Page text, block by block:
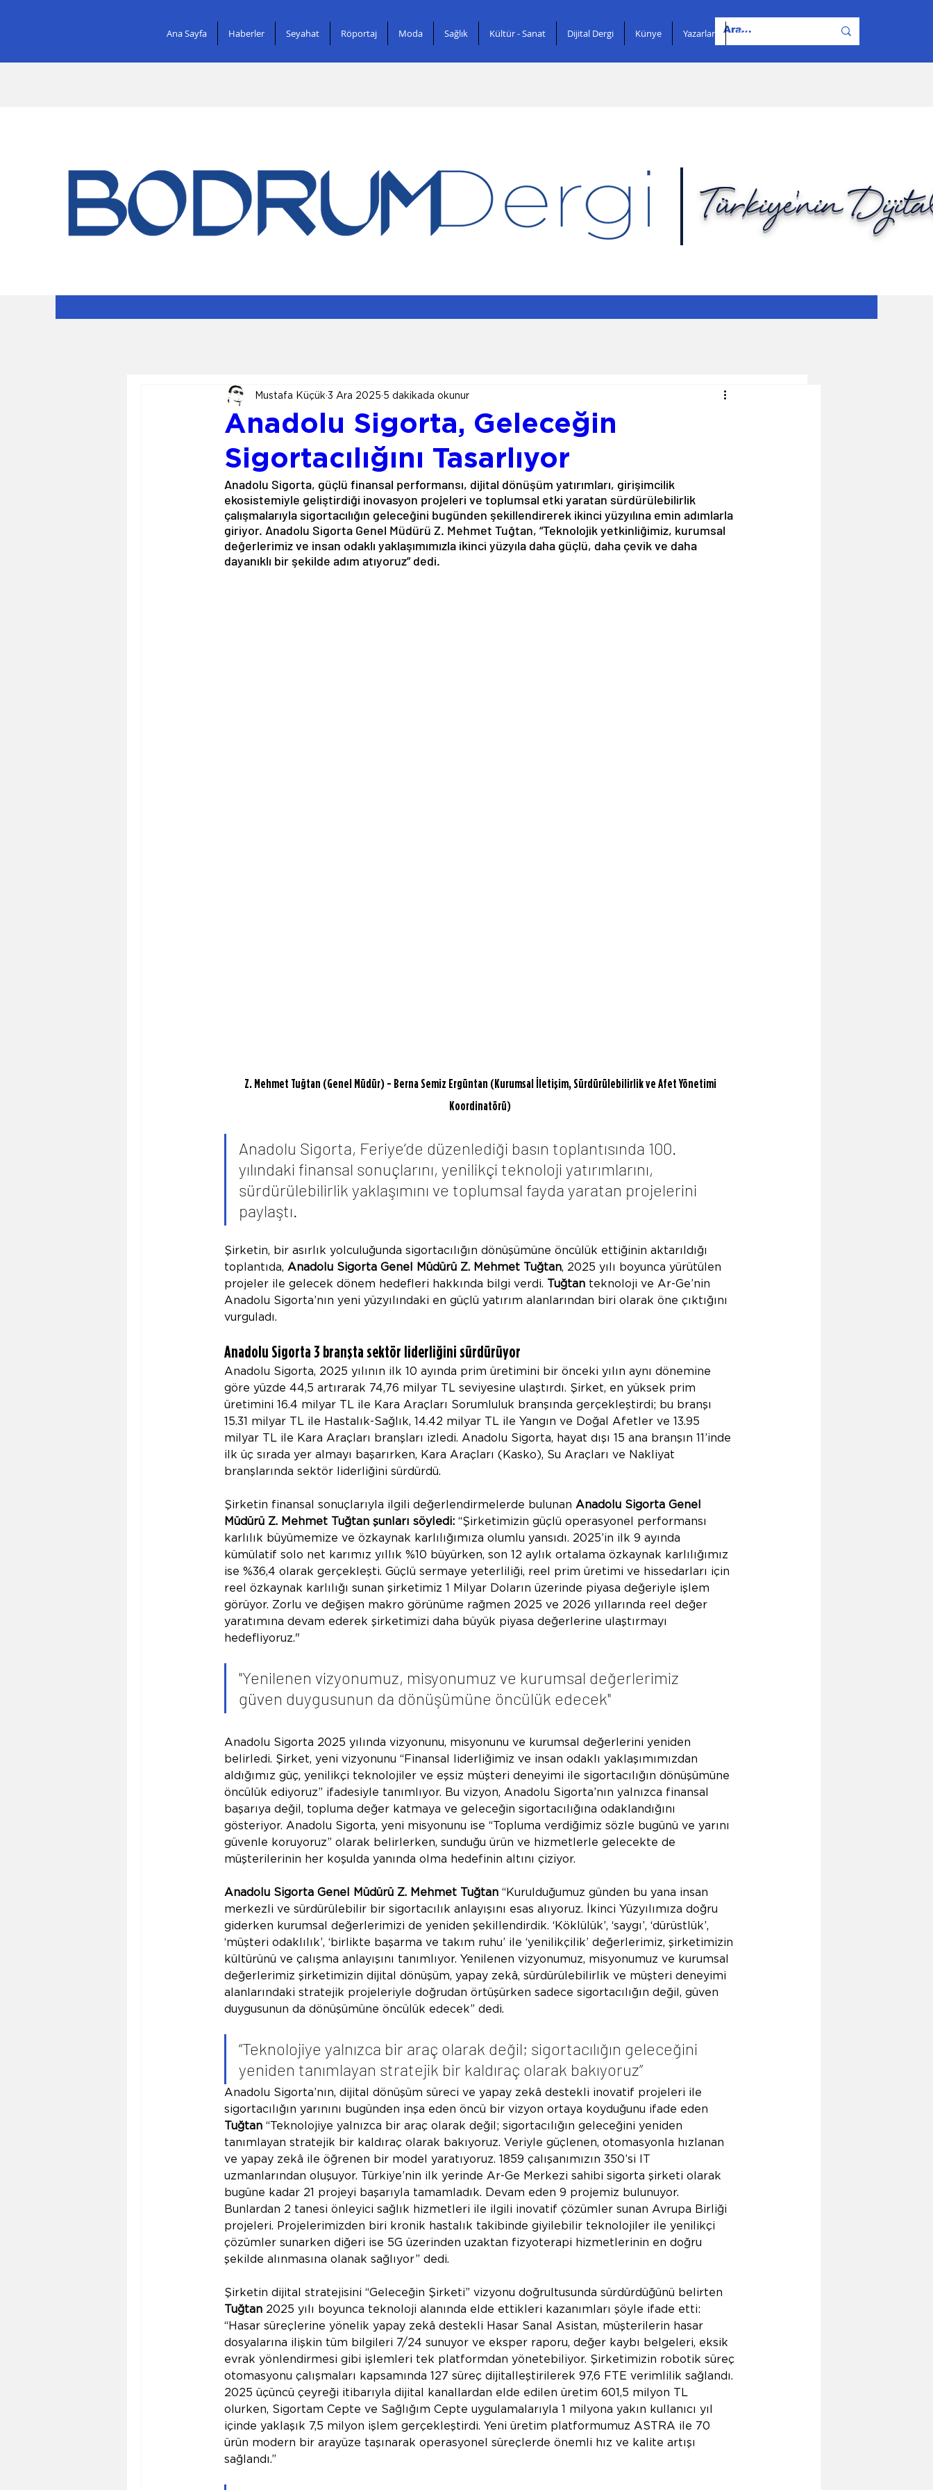
Ana Sayfa Haberler Seyahat Röportaj Moda Sağlık Kültür - Sanat Dijital Dergi Künye Yazarlar İletişim
Türkiye'nin
Anadolu Sigorta, Geleceğin
Sigortacılığını Tasarlıyor
Mustafa Küçük 3 Ara 2025 5 dakikada okunur
Anadolu Sigorta, güçlü finansal performansı, dijital dönüşüm yatırımları, girişimcilik
ekosistemiyle geliştirdiği inovasyon projeleri ve toplumsal etki yaratan sürdürülebilirlik
çalışmalarıyla sigortacılığın geleceğini bugünden şekillendirerek ikinci yüzyılına emin adımlarla
giriyor. Anadolu Sigorta Genel Müdürü Z. Mehmet Tuğtan, “Teknolojik yetkinliğimiz, kurumsal
değerlerimiz ve insan odaklı yaklaşımımızla ikinci yüzyıla daha güçlü, daha çevik ve daha
dayanıklı bir şekilde adım atıyoruz” dedi.
Z. Mehmet Tuğtan (Genel Müdür) - Berna Semiz Ergüntan (Kurumsal İletişim, Sürdürülebilirlik ve Afet Yönetimi
Koordinatörü)
Anadolu Sigorta, Feriye’de düzenlediği basın toplantısında 100.
yılındaki finansal sonuçlarını, yenilikçi teknoloji yatırımlarını,
sürdürülebilirlik yaklaşımını ve toplumsal fayda yaratan projelerini
paylaştı.
Şirketin, bir asırlık yolculuğunda sigortacılığın dönüşümüne öncülük ettiğinin aktarıldığı
toplantıda, Anadolu Sigorta Genel Müdürü Z. Mehmet Tuğtan, 2025 yılı boyunca yürütülen
projeler ile gelecek dönem hedefleri hakkında bilgi verdi. Tuğtan teknoloji ve Ar-Ge’nin
Anadolu Sigorta’nın yeni yüzyılındaki en güçlü yatırım alanlarından biri olarak öne çıktığını
vurguladı.
Anadolu Sigorta 3 branşta sektör liderliğini sürdürüyor
Anadolu Sigorta, 2025 yılının ilk 10 ayında prim üretimini bir önceki yılın aynı dönemine
göre yüzde 44,5 artırarak 74,76 milyar TL seviyesine ulaştırdı. Şirket, en yüksek prim
üretimini 16.4 milyar TL ile Kara Araçları Sorumluluk branşında gerçekleştirdi; bu branşı
15.31 milyar TL ile Hastalık-Sağlık, 14.42 milyar TL ile Yangın ve Doğal Afetler ve 13.95
milyar TL ile Kara Araçları branşları izledi. Anadolu Sigorta, hayat dışı 15 ana branşın 11’inde
ilk üç sırada yer almayı başarırken, Kara Araçları (Kasko), Su Araçları ve Nakliyat
branşlarında sektör liderliğini sürdürdü.
Şirketin finansal sonuçlarıyla ilgili değerlendirmelerde bulunan Anadolu Sigorta Genel
Müdürü Z. Mehmet Tuğtan şunları söyledi: “Şirketimizin güçlü operasyonel performansı
karlılık büyümemize ve özkaynak karlılığımıza olumlu yansıdı. 2025’in ilk 9 ayında
kümülatif solo net karımız yıllık %10 büyürken, son 12 aylık ortalama özkaynak karlılığımız
ise %36,4 olarak gerçekleşti. Güçlü sermaye yeterliliği, reel prim üretimi ve hissedarları için
reel özkaynak karlılığı sunan şirketimiz 1 Milyar Doların üzerinde piyasa değeriyle işlem
görüyor. Zorlu ve değişen makro görünüme rağmen 2025 ve 2026 yıllarında reel değer
yaratımına devam ederek şirketimizi daha büyük piyasa değerlerine ulaştırmayı
hedefliyoruz."
"Yenilenen vizyonumuz, misyonumuz ve kurumsal değerlerimiz
güven duygusunun da dönüşümüne öncülük edecek"
Anadolu Sigorta 2025 yılında vizyonunu, misyonunu ve kurumsal değerlerini yeniden
belirledi. Şirket, yeni vizyonunu “Finansal liderliğimiz ve insan odaklı yaklaşımımızdan
aldığımız güç, yenilikçi teknolojiler ve eşsiz müşteri deneyimi ile sigortacılığın dönüşümüne
öncülük ediyoruz” ifadesiyle tanımlıyor. Bu vizyon, Anadolu Sigorta’nın yalnızca finansal
başarıya değil, topluma değer katmaya ve geleceğin sigortacılığına odaklandığını
gösteriyor. Anadolu Sigorta, yeni misyonunu ise “Topluma verdiğimiz sözle bugünü ve yarını
güvenle koruyoruz” olarak belirlerken, sunduğu ürün ve hizmetlerle gelecekte de
müşterilerinin her koşulda yanında olma hedefinin altını çiziyor.
Anadolu Sigorta Genel Müdürü Z. Mehmet Tuğtan “ Kurulduğumuz günden bu yana insan
merkezli ve sürdürülebilir bir sigortacılık anlayışını esas alıyoruz. İkinci Yüzyılımıza doğru
giderken kurumsal değerlerimizi de yeniden şekillendirdik. ‘Köklülük’, ‘saygı’, ‘dürüstlük’,
‘müşteri odaklılık’, ‘birlikte başarma ve takım ruhu’ ile ‘yenilikçilik’ değerlerimiz, şirketimizin
kültürünü ve çalışma anlayışını tanımlıyor. Yenilenen vizyonumuz, misyonumuz ve kurumsal
değerlerimiz şirketimizin dijital dönüşüm, yapay zekâ, sürdürülebilirlik ve müşteri deneyimi
alanlarındaki stratejik projeleriyle doğrudan örtüşürken sadece sigortacılığın değil, güven
duygusunun da dönüşümüne öncülük edecek” dedi.
“Teknolojiye yalnızca bir araç olarak değil; sigortacılığın geleceğini
yeniden tanımlayan stratejik bir kaldıraç olarak bakıyoruz”
Anadolu Sigorta’nın, dijital dönüşüm süreci ve yapay zekâ destekli inovatif projeleri ile
sigortacılığın yarınını bugünden inşa eden öncü bir vizyon ortaya koyduğunu ifade eden
Tuğtan “Teknolojiye yalnızca bir araç olarak değil; sigortacılığın geleceğini yeniden
tanımlayan stratejik bir kaldıraç olarak bakıyoruz. Veriyle güçlenen, otomasyonla hızlanan
ve yapay zekâ ile öğrenen bir model yaratıyoruz. 1859 çalışanımızın 350’si IT
uzmanlarından oluşuyor. Türkiye’nin ilk yerinde Ar-Ge Merkezi sahibi sigorta şirketi olarak
bugüne kadar 21 projeyi başarıyla tamamladık. Devam eden 9 projemiz bulunuyor.
Bunlardan 2 tanesi önleyici sağlık hizmetleri ile ilgili inovatif çözümler sunan Avrupa Birliği
projeleri. Projelerimizden biri kronik hastalık takibinde giyilebilir teknolojiler ile yenilikçi
çözümler sunarken diğeri ise 5G üzerinden uzaktan fizyoterapi hizmetlerinin en doğru
şekilde alınmasına olanak sağlıyor” dedi.
Şirketin dijital stratejisini “Geleceğin Şirketi” vizyonu doğrultusunda sürdürdüğünü belirten
Tuğtan 2025 yılı boyunca teknoloji alanında elde ettikleri kazanımları şöyle ifade etti:
“Hasar süreçlerine yönelik yapay zekâ destekli Hasar Sanal Asistan, müşterilerin hasar
dosyalarına ilişkin tüm bilgileri 7/24 sunuyor ve eksper raporu, değer kaybı belgeleri, eksik
evrak yönlendirmesi gibi işlemleri tek platformdan yönetebiliyor. Şirketimizin robotik süreç
otomasyonu çalışmaları kapsamında 127 süreç dijitalleştirilerek 97,6 FTE verimlilik sağlandı.
2025 üçüncü çeyreği itibarıyla dijital kanallardan elde edilen üretim 601,5 milyon TL
olurken, Sigortam Cepte ve Sağlığım Cepte uygulamalarıyla 1 milyona yakın kullanıcı yıl
içinde yaklaşık 7,5 milyon işlem gerçekleştirdi. Yeni üretim platformumuz ASTRA ile 70
ürün modern bir arayüze taşınarak operasyonel süreçlerde önemli hız ve kalite artışı
sağlandı.”